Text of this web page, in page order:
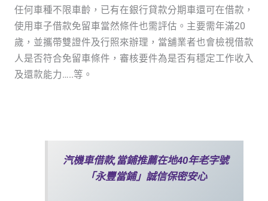
任何車種不限車齡，已有在銀行貸款分期車還可在借款，
使用車子借款免留車當然條件也需評估。主要需年滿20
歲，並攜帶雙證件及行照來辦理，當舖業者也會檢視借款
人是否符合免留車條件，審核要件為是否有穩定工作收入
及還款能力…..等。
汽機車借款,當鋪推薦在地40年老字號
「永豐當鋪」誠信保密安心